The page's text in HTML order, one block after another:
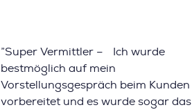
”Super Vermittler – Ich wurde
bestmöglich auf mein
Vorstellungsgespräch beim Kunden
vorbereitet und es wurde sogar das